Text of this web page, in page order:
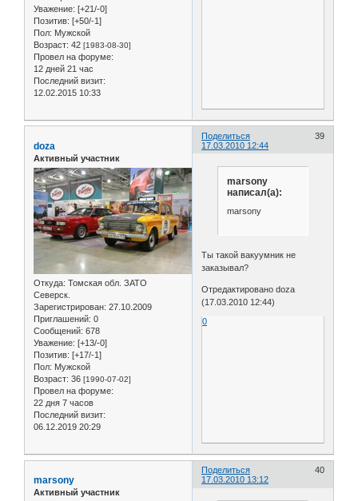
Уважение: [+21/-0]
Позитив: [+50/-1]
Пол: Мужской
Возраст: 42 [1983-08-30]
Провел на форуме:
12 дней 21 час
Последний визит:
12.02.2015 10:33
Поделиться
39
17.03.2010 12:44
doza
Активный участник
Откуда: Томская обл. ЗАТО
Северск.
Зарегистрирован: 27.10.2009
Приглашений: 0
Сообщений: 678
Уважение: [+13/-0]
Позитив: [+17/-1]
Пол: Мужской
Возраст: 36 [1990-07-02]
Провел на форуме:
22 дня 7 часов
Последний визит:
06.12.2019 20:29
marsony
написал(а):
marsony
Ты такой вакуумник не
заказывал?
Отредактировано doza
(17.03.2010 12:44)
0
Поделиться
40
17.03.2010 13:12
marsony
Активный участник